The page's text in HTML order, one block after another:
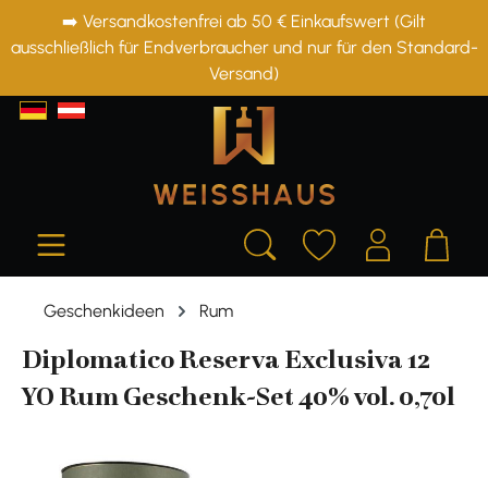
springen
➡️ Versandkostenfrei ab 50 € Einkaufswert (Gilt
ausschließlich für Endverbraucher und nur für den Standard-
Versand)
Geschenkideen Rum
Diplomatico Reserva Exclusiva 12
YO Rum Geschenk-Set 40% vol. 0,70l
Bildergalerie überspringen